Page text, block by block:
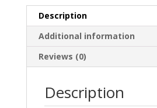
Description
Additional information
Reviews (0)
Description